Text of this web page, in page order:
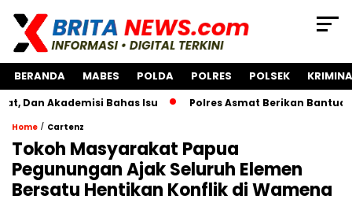
BERANDA MABES POLDA POLRES POLSEK
Bahas Isu Polres Asmat Berikan Bantuan
Home / Cartenz
Tokoh Masyarakat Papua
Pegunungan Ajak Seluruh Elemen
Bersatu Hentikan Konflik di Wamena